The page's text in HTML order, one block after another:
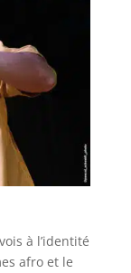
à l’identité
afro et le